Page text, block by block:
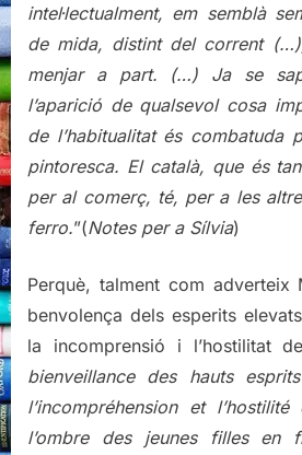
intel·lectualment, em semblà
de mida, distint del corrent
menjar a part. (…) Ja se
l’aparició de qualsevol cosa
de l’habitualitat és combatuda
pintoresca. El català, que és
per al comerç, té, per a les
ferro.”(Notes per a Sílvia)
Perquè, talment com adverteix
benvolença dels esperits
la incomprensió i l’hostilitat
bienveillance des hauts
l’incompréhension et
l’ombre des jeunes filles en